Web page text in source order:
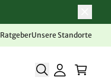
RatgeberUnsere Standorte